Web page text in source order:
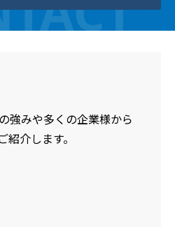
強みや多くの企業様から
介します。